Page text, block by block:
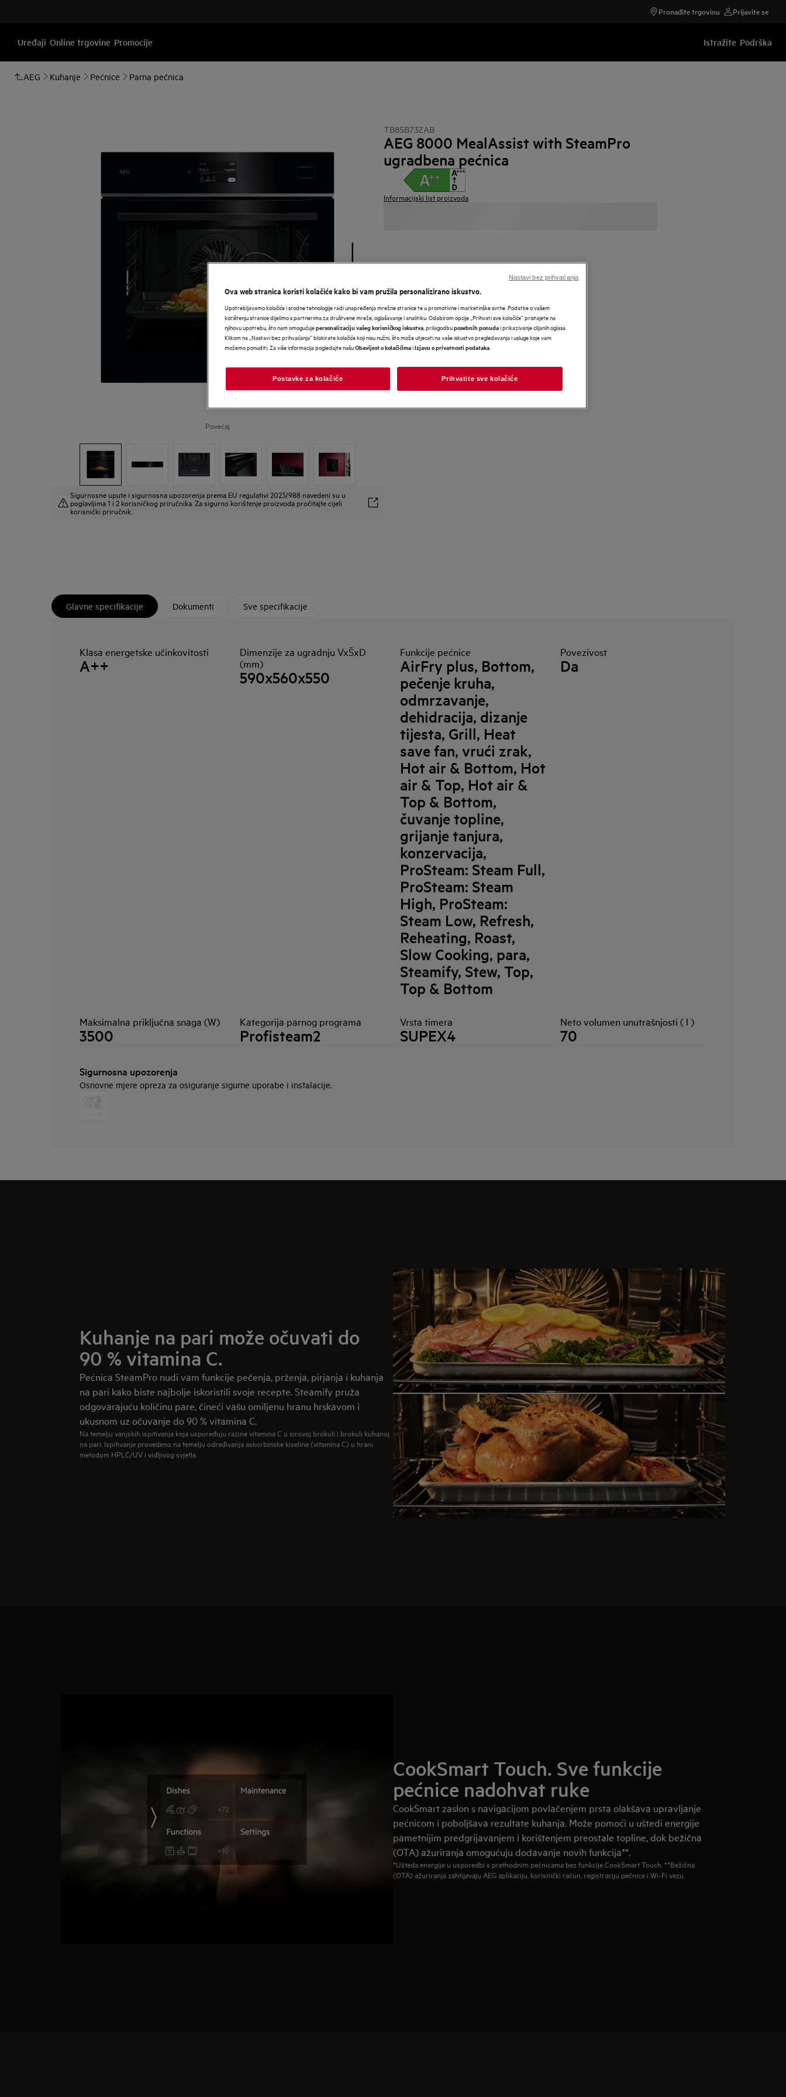
Pronađite trgovinu Prijavite se
Uređaji Online trgovine Promocije Istražite Podrška
AEG Kuhanje Pećnice Parna pećnica
Povećaj
Sigurnosne upute i sigurnosna upozorenja prema EU regulativi 2023/988 navedeni su u
poglavljima 1 i 2 korisničkog priručnika. Za sigurno korištenje proizvoda pročitajte cijeli
korisnički priručnik.
TB8SB73ZAB
AEG 8000 MealAssist with SteamPro
ugradbena pećnica
Informacijski list proizvoda
Glavne specifikacije Dokumenti Sve specifikacije
Klasa energetske učinkovitosti
A++
Dimenzije za ugradnju VxŠxD
(mm)
590x560x550
Funkcije pećnice
AirFry plus, Bottom,
pečenje kruha,
odmrzavanje,
dehidracija, dizanje
tijesta, Grill, Heat
save fan, vrući zrak,
Hot air & Bottom, Hot
air & Top, Hot air &
Top & Bottom,
čuvanje topline,
grijanje tanjura,
konzervacija,
ProSteam: Steam Full,
ProSteam: Steam
High, ProSteam:
Steam Low, Refresh,
Reheating, Roast,
Slow Cooking, para,
Steamify, Stew, Top,
Top & Bottom
Povezivost
Da
Maksimalna priključna snaga (W)
3500
Kategorija parnog programa
Profisteam2
Vrsta timera
SUPEX4
Neto volumen unutrašnjosti ( l )
70
Sigurnosna upozorenja
Osnovne mjere opreza za osiguranje sigurne uporabe i instalacije.
Kuhanje na pari može očuvati do
90 % vitamina C.
Pećnica SteamPro nudi vam funkcije pečenja, prženja, pirjanja i kuhanja
na pari kako biste najbolje iskoristili svoje recepte. Steamify pruža
odgovarajuću količinu pare, čineći vašu omiljenu hranu hrskavom i
ukusnom uz očuvanje do 90 % vitamina C.
Na temelju vanjskih ispitivanja koja uspoređuju razine vitamina C u sirovoj brokuli i brokuli kuhanoj
na pari. Ispitivanje provedeno na temelju određivanja askorbinske kiseline (vitamina C) u hrani
metodom HPLC/UV i vidljivog svjetla.
CookSmart Touch. Sve funkcije
pećnice nadohvat ruke
CookSmart zaslon s navigacijom povlačenjem prsta olakšava upravljanje
pećnicom i poboljšava rezultate kuhanja. Može pomoći u uštedi energije
pametnijim predgrijavanjem i korištenjem preostale topline, dok bežična
(OTA) ažuriranja omogućuju dodavanje novih funkcija**.
*Ušteda energije u usporedbi s prethodnim pećnicama bez funkcije CookSmart Touch. **Bežična
(OTA) ažuriranja zahtijevaju AEG aplikaciju, korisnički račun, registraciju pećnice i Wi-Fi vezu.
Ova web stranica koristi kolačiće kako bi vam pružila personalizirano iskustvo.
Upotrebljavamo kolačiće i srodne tehnologije radi unapređenja mrežne stranice te u promotivne i marketinške svrhe. Podatke o vašem
korištenju stranice dijelimo s partnerima za društvene mreže, oglašavanje i analitiku. Odabirom opcije „Prihvati sve kolačiće” pristajete na
njihovu upotrebu, što nam omogućujepersonalizaciju vašeg korisničkog iskustva , prilagodbuposebnih ponudai prikazivanje ciljanih oglasa.
Klikom na „Nastavi bez prihvaćanja” blokirate kolačiće koji nisu nužni, što može utjecati na vaše iskustvo pregledavanja i usluge koje vam
možemo ponuditi. Za više informacija pogledajte našuObavijest o kolačićimaiIzjavu o privatnosti podataka
Postavke za kolačiće Prihvatite sve kolačiće
Nastavi bez prihvaćanja